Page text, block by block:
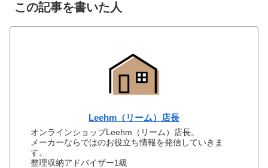
この記事を書いた人
Leehm（リーム）店長
オンラインショップLeehm（リーム）店長。
メーカーならではのお役立ち情報を発信していきま
す。
整理収納アドバイザー1級